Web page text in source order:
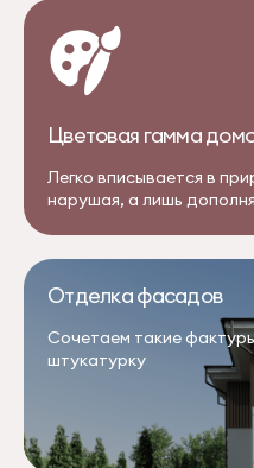
Цветовая гамма
Легко вписывается в
нарушая, а лишь
Отделка фасадов
Сочетаем такие
штукатурку